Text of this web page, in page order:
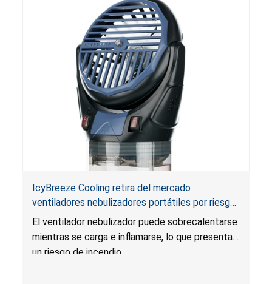
IcyBreeze Cooling retira del mercado
ventiladores nebulizadores portátiles por riesgo
de incendio
El ventilador nebulizador puede sobrecalentarse
mientras se carga e inflamarse, lo que presenta
un riesgo de incendio.